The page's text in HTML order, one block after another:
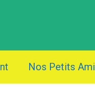
Nos Petits